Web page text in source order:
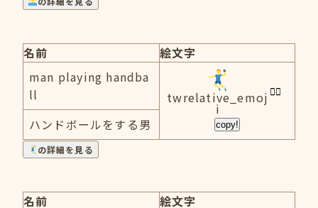
名前
絵文字
man playing handba
ll
twrelative_emoj
i
copy!
ハンドボールをする男
の詳細を見る
名前
絵文字